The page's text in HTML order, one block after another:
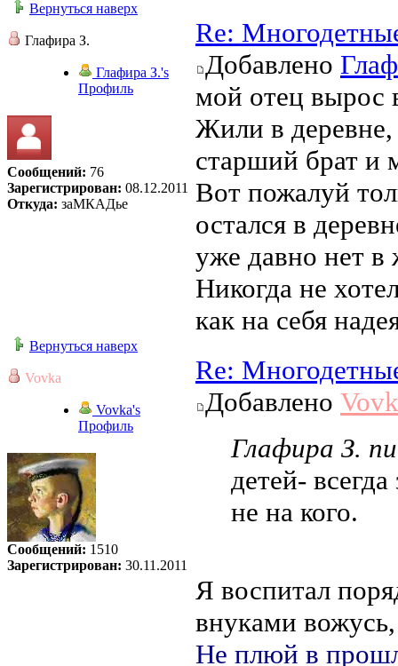
Вернуться наверх
Глафира З.
Глафира З.'s
Профиль
Сообщений: 76
Зарегистрирован: 08.12.2011
Откуда: заМКАДье
Re:
Добавлено
мой отец вырос
Жили в деревне,
старший брат и
Вот пожалуй
остался в
уже давно нет
Никогда не
как на себя
Вернуться наверх
Vovka
Vovka's
Профиль
Сообщений: 1510
Зарегистрирован: 30.11.2011
Re:
Добавлено
Глафира З.
детей-
не на кого.
Я воспитал
внуками
Не плюй в